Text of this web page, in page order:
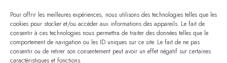
Pour offrir les meilleures expériences, nous utilisons des technologies telles que les
cookies pour stocker et/ou accéder aux informations des appareils. Le fait de
consentir à ces technologies nous permettra de traiter des données telles que le
comportement de navigation ou les ID uniques sur ce site. Le fait de ne pas
consentir ou de retirer son consentement peut avoir un effet négatif sur certaines
caractéristiques et fonctions.